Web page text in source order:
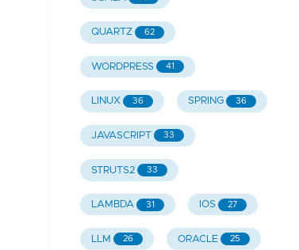
QUARTZ 62
WORDPRESS 41
LINUX 36 SPRING 36
JAVASCRIPT 33
STRUTS2 33
LAMBDA 31 IOS 27
LLM 26 ORACLE 25